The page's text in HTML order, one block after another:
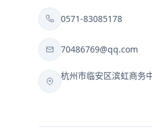
0571-83085178
70486769@qq.com
杭州市临安区滨虹商务